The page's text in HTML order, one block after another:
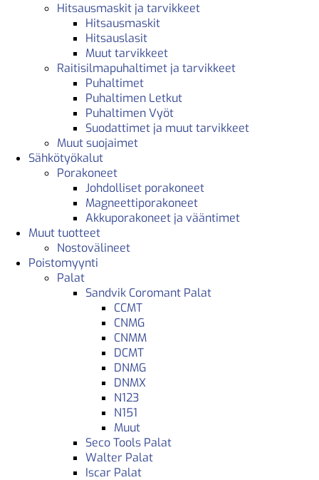
Hitsausmaskit ja tarvikkeet
Hitsausmaskit
Hitsauslasit
Muut tarvikkeet
Raitisilmapuhaltimet ja tarvikkeet
Puhaltimet
Puhaltimen Letkut
Puhaltimen Vyöt
Suodattimet ja muut tarvikkeet
Muut suojaimet
Sähkötyökalut
Porakoneet
Johdolliset porakoneet
Magneettiporakoneet
Akkuporakoneet ja vääntimet
Muut tuotteet
Nostovälineet
Poistomyynti
Palat
Sandvik Coromant Palat
CCMT
CNMG
CNMM
DCMT
DNMG
DNMX
N123
N151
Muut
Seco Tools Palat
Walter Palat
Iscar Palat